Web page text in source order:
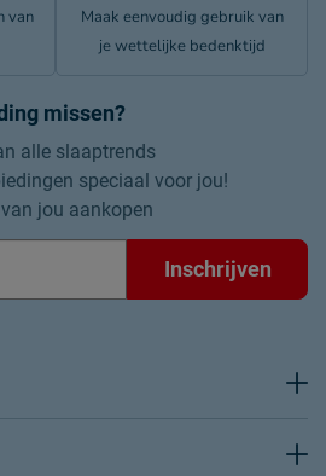
van
Maak eenvoudig gebruik van
je wettelijke bedenktijd
missen?
alle slaaptrends
speciaal voor jou!
jou aankopen
Inschrijven